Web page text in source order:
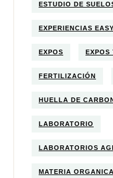
ESTUDIO DE
EXPERIENCIAS
EXPOS EXPOS
FERTILIZACIÓN
HUELLA DE
LABORATORIO
LABORATORIOS
MATERIA ORGANICA